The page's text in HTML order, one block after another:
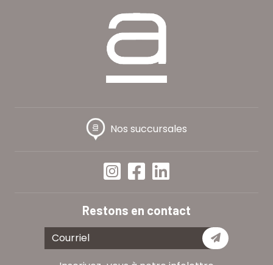
Nos succursales
Restons en contact
Je